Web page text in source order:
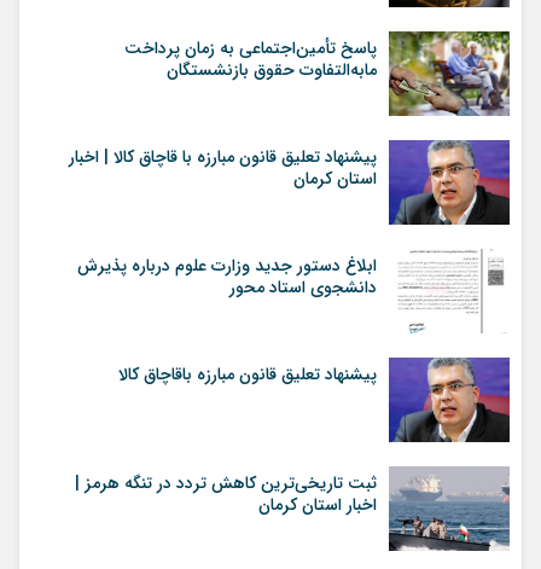
پاسخ تأمین‌اجتماعی به زمان پرداخت
مابه‌التفاوت حقوق بازنشستگان
پیشنهاد تعلیق قانون مبارزه با قاچاق کالا | اخبار
استان کرمان
ابلاغ دستور جدید وزارت علوم درباره پذیرش
دانشجوی استاد محور
پیشنهاد تعلیق قانون مبارزه باقاچاق کالا
ثبت تاریخی‌ترین کاهش تردد در تنگه هرمز |
اخبار استان کرمان